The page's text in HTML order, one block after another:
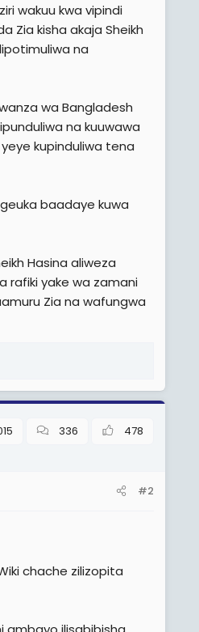
wakuu kwa vipindi
Zia kisha akaja Sheikh
na
wa Bangladesh
na kuuwawa
kupinduliwa tena
baadaye kuwa
Hasina aliweza
rafiki yake wa zamani
Zia na wafungwa
336 478
#2
chache zilizopita